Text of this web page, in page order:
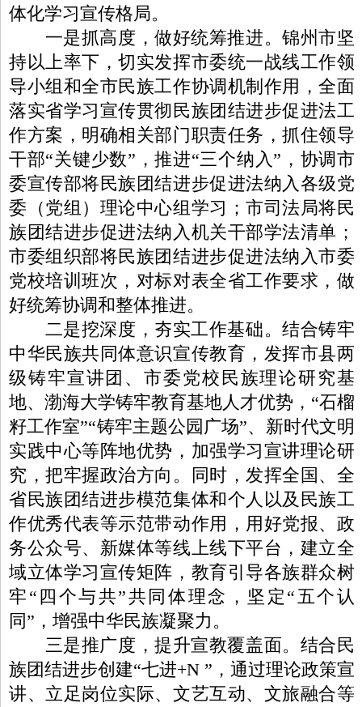
体化学习宣传格局。
一是抓高度，做好统筹推进。锦州市坚
持以上率下，切实发挥市委统一战线工作领
导小组和全市民族工作协调机制作用，全面
落实省学习宣传贯彻民族团结进步促进法工
作方案， 明确相关部门职责任务，抓住领导
干部“关键少数”，推进“三个纳入”，协调市
委宣传部将民族团结进步促进法纳入各级党
委（党组）理论中心组学习；市司法局将民
族团结进步促进法纳入机关干部学法清单；
市委组织部将民族团结进步促进法纳入市委
党校培训班次， 对标对表全省工作要求，做
好统筹协调和整体推进。
二是挖深度，夯实工作基础。结合铸牢
中华民族共同体意识宣传教育，发挥市县两
级铸牢宣讲团、市委党校民族理论研究基
地、渤海大学铸牢教育基地人才优势， “石榴
籽工作室”“铸牢主题公园广场”、新时代文明
实践中心等 阵地优势 ，加强学习宣讲理论研
究，把牢握政治方向。同时，发挥全国、全
省民族团结进步模范集体和个人以及民族工
作优秀代表等示范带动作用，用好党报、政
务公众号、新媒体等线上线下平台，建立全
域立体学习宣传矩阵， 教育引导各族群众树
牢“四个与共”共同体理念，坚定“五个认
同”，增强中华民族凝聚力。
三是推广度，提升宣教覆盖面。 结合民
族团结进步创建“七进+N ”， 通过理论政策宣
讲、立足岗位实际、文艺互动、文旅融合等